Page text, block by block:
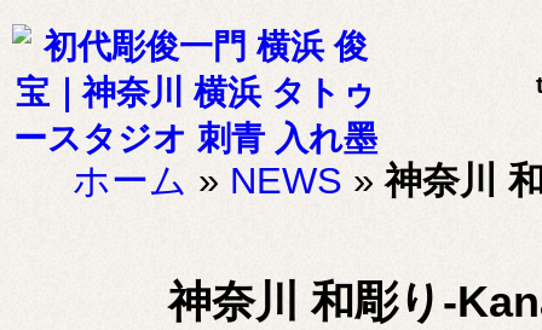
ホーム » NEWS »神奈川
神奈川 和彫り-